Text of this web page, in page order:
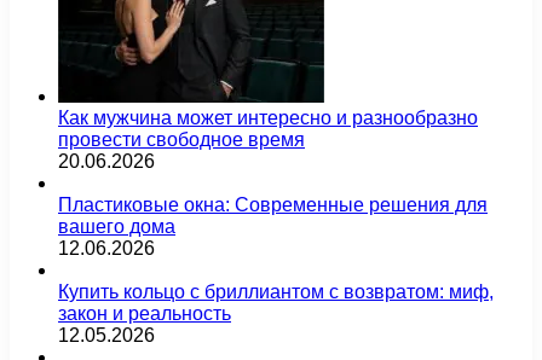
Как мужчина может интересно и разнообразно
провести свободное время
20.06.2026
Пластиковые окна: Современные решения для
вашего дома
12.06.2026
Купить кольцо с бриллиантом с возвратом: миф,
закон и реальность
12.05.2026